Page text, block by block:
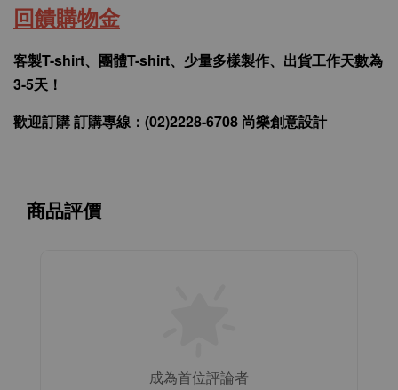
回饋購物金
客製T-shirt、團體T-shirt、少量多樣製作、出貨工作天數為
3-5天！
歡迎訂購 訂購專線：(02)2228-6708 尚樂創意設計
商品評價
成為首位評論者